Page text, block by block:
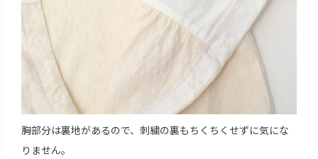
胸部分は裏地があるので、刺繍の裏もちくちくせずに気にな
りません。